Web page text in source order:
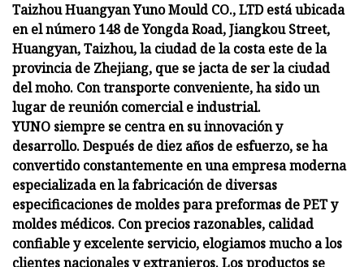
Taizhou Huangyan Yuno Mould CO., LTD está ubicada
en el número 148 de Yongda Road, Jiangkou Street,
Huangyan, Taizhou, la ciudad de la costa este de la
provincia de Zhejiang, que se jacta de ser la ciudad
del moho. Con transporte conveniente, ha sido un
lugar de reunión comercial e industrial.
YUNO siempre se centra en su innovación y
desarrollo. Después de diez años de esfuerzo, se ha
convertido constantemente en una empresa moderna
especializada en la fabricación de diversas
especificaciones de moldes para preformas de PET y
moldes médicos. Con precios razonables, calidad
confiable y excelente servicio, elogiamos mucho a los
clientes nacionales y extranjeros. Los productos se